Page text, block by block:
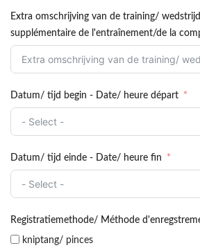
Extra omschrijving van de training/
supplémentaire de l'entraînement/de la
Datum/ tijd begin - Date/ heure départ
Datum/ tijd einde - Date/ heure fin
Registratiemethode/ Méthode
kniptang/ pinces